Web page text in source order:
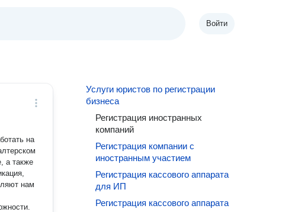
Войти
на
а также
нам
Услуги юристов по регистрации
бизнеса
Регистрация иностранных
компаний
Регистрация компании с
иностранным участием
Регистрация кассового аппарата
для ИП
Регистрация кассового аппарата